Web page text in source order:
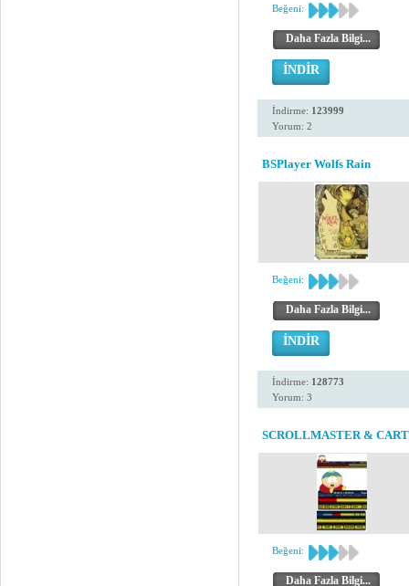
Beğeni:
Daha Fazla Bilgi...
İNDİR
İndirme: 123999
Yorum: 2
BSPlayer Wolfs Rain
Beğeni:
Daha Fazla Bilgi...
İNDİR
İndirme: 128773
Yorum: 3
SCROLLMASTER &
Beğeni:
Daha Fazla Bilgi...